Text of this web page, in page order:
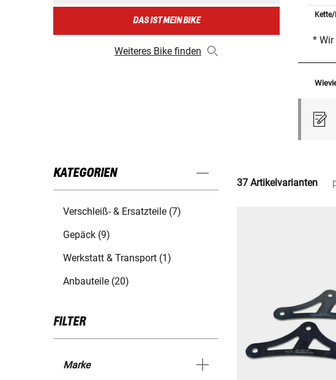
DAS IST MEIN BIKE
Weiteres Bike finden
* Wir
KATEGORIEN
Verschleiß- & Ersatzteile (7)
Gepäck (9)
Werkstatt & Transport (1)
Anbauteile (20)
FILTER
Marke
37 Artikelvarianten